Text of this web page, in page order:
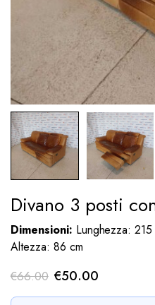
Divano 3 posti
Dimensioni: Lunghezza:
Altezza: 86 cm
€66.00 Il
prezzo
€50.00Il
prezzo